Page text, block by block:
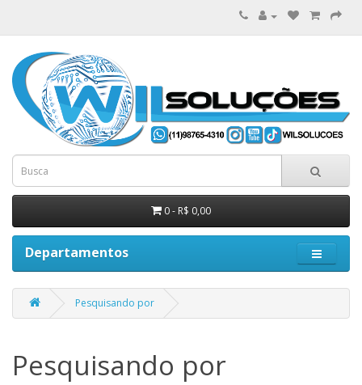
0 - R$ 0,00
Departamentos
Pesquisando por
Pesquisando por